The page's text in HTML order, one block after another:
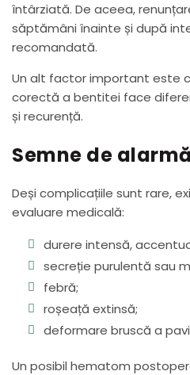
întârziată. De aceea,
săptămâni înainte și după
recomandată.
Un alt factor important este
corectă a bentitei face
și recurență.
Semne de alarmă
Deși complicațiile sunt rare,
evaluare medicală:
durere intensă,
secreție purulentă sau
febră;
roșeață extinsă;
deformare bruscă a
Un posibil hematom